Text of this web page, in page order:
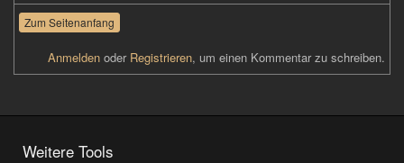
Zum Seitenanfang
Anmelden oder Registrieren, um einen Kommentar zu schreiben.
Weitere Tools